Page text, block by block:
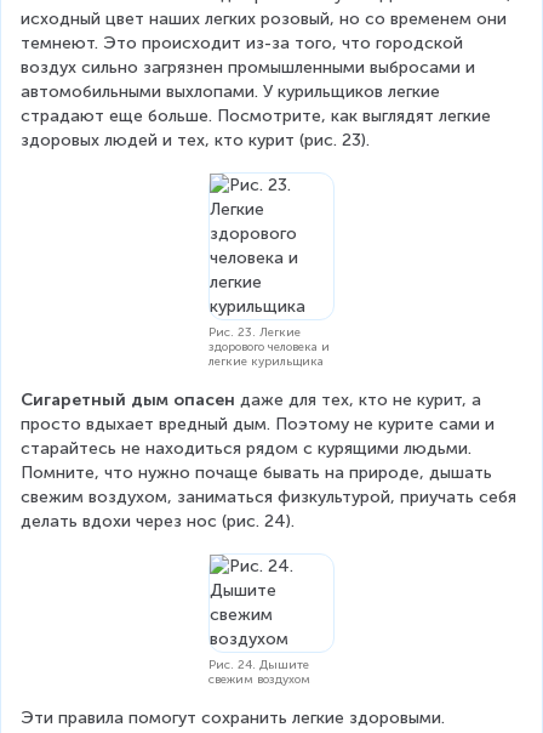
исходный цвет наших легких розовый, но со временем они
темнеют. Это происходит из-за того, что городской
воздух сильно загрязнен промышленными выбросами и
автомобильными выхлопами. У курильщиков легкие
страдают еще больше. Посмотрите, как выглядят легкие
здоровых людей и тех, кто курит (рис. 23).
Рис. 23. Легкие
здорового человека и
легкие курильщика
Сигаретный дым опасен даже для тех, кто не курит, а
просто вдыхает вредный дым. Поэтому не курите сами и
старайтесь не находиться рядом с курящими людьми.
Помните, что нужно почаще бывать на природе, дышать
свежим воздухом, заниматься физкультурой, приучать себя
делать вдохи через нос (рис. 24).
Рис. 24. Дышите
свежим воздухом
Эти правила помогут сохранить легкие здоровыми.